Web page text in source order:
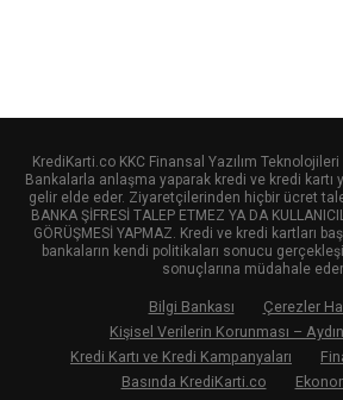
KrediKarti.co KKC Finansal Yazılım
Bankalarla anlaşma yaparak kredi ve kredi
gelir elde eder. Ziyaretçilerinden hiçbir ücret
BANKA ŞİFRESİ TALEP ETMEZ YA DA
GÖRÜŞMESİ YAPMAZ. Kredi ve kredi kartları
bankaların kendi politikaları sonucu
sonuçlarına müdahale
Bilgi Bankası
Çerezler
Kişisel Verilerin Korunması –
Kredi Kartı ve Kredi Kampanyaları
Basında KrediKarti.co